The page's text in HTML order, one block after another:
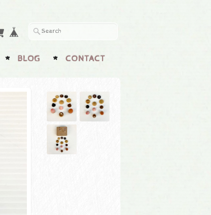
BLOG CONTACT